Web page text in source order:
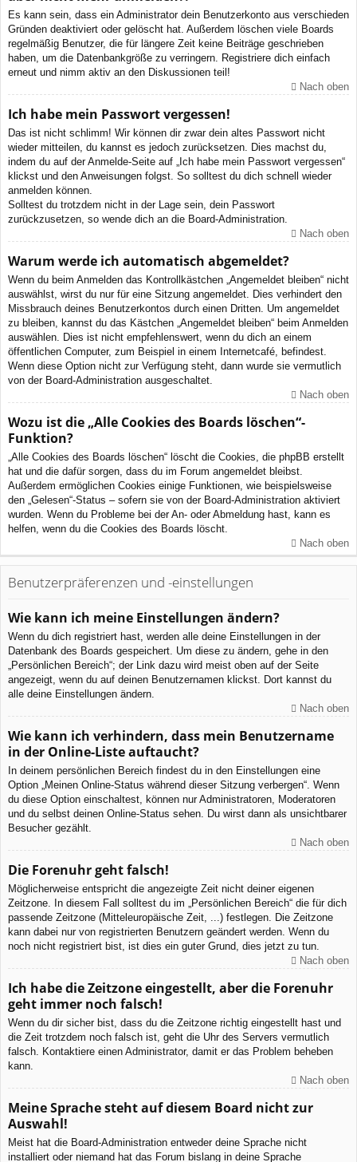
Es kann sein, dass ein Administrator dein Benutzerkonto aus verschieden
Gründen deaktiviert oder gelöscht hat. Außerdem löschen viele Boards
regelmäßig Benutzer, die für längere Zeit keine Beiträge geschrieben
haben, um die Datenbankgröße zu verringern. Registriere dich einfach
erneut und nimm aktiv an den Diskussionen teil!
Nach oben
Ich habe mein Passwort vergessen!
Das ist nicht schlimm! Wir können dir zwar dein altes Passwort nicht
wieder mitteilen, du kannst es jedoch zurücksetzen. Dies machst du,
indem du auf der Anmelde-Seite auf „Ich habe mein Passwort vergessen“
klickst und den Anweisungen folgst. So solltest du dich schnell wieder
anmelden können.
Solltest du trotzdem nicht in der Lage sein, dein Passwort
zurückzusetzen, so wende dich an die Board-Administration.
Nach oben
Warum werde ich automatisch abgemeldet?
Wenn du beim Anmelden das Kontrollkästchen „Angemeldet bleiben“ nicht
auswählst, wirst du nur für eine Sitzung angemeldet. Dies verhindert den
Missbrauch deines Benutzerkontos durch einen Dritten. Um angemeldet
zu bleiben, kannst du das Kästchen „Angemeldet bleiben“ beim Anmelden
auswählen. Dies ist nicht empfehlenswert, wenn du dich an einem
öffentlichen Computer, zum Beispiel in einem Internetcafé, befindest.
Wenn diese Option nicht zur Verfügung steht, dann wurde sie vermutlich
von der Board-Administration ausgeschaltet.
Nach oben
Wozu ist die „Alle Cookies des Boards löschen“-
Funktion?
„Alle Cookies des Boards löschen“ löscht die Cookies, die phpBB erstellt
hat und die dafür sorgen, dass du im Forum angemeldet bleibst.
Außerdem ermöglichen Cookies einige Funktionen, wie beispielsweise
den „Gelesen“-Status – sofern sie von der Board-Administration aktiviert
wurden. Wenn du Probleme bei der An- oder Abmeldung hast, kann es
helfen, wenn du die Cookies des Boards löscht.
Nach oben
Benutzerpräferenzen und -einstellungen
Wie kann ich meine Einstellungen ändern?
Wenn du dich registriert hast, werden alle deine Einstellungen in der
Datenbank des Boards gespeichert. Um diese zu ändern, gehe in den
„Persönlichen Bereich“; der Link dazu wird meist oben auf der Seite
angezeigt, wenn du auf deinen Benutzernamen klickst. Dort kannst du
alle deine Einstellungen ändern.
Nach oben
Wie kann ich verhindern, dass mein Benutzername
in der Online-Liste auftaucht?
In deinem persönlichen Bereich findest du in den Einstellungen eine
Option „Meinen Online-Status während dieser Sitzung verbergen“. Wenn
du diese Option einschaltest, können nur Administratoren, Moderatoren
und du selbst deinen Online-Status sehen. Du wirst dann als unsichtbarer
Besucher gezählt.
Nach oben
Die Forenuhr geht falsch!
Möglicherweise entspricht die angezeigte Zeit nicht deiner eigenen
Zeitzone. In diesem Fall solltest du im „Persönlichen Bereich“ die für dich
passende Zeitzone (Mitteleuropäische Zeit, ...) festlegen. Die Zeitzone
kann dabei nur von registrierten Benutzern geändert werden. Wenn du
noch nicht registriert bist, ist dies ein guter Grund, dies jetzt zu tun.
Nach oben
Ich habe die Zeitzone eingestellt, aber die Forenuhr
geht immer noch falsch!
Wenn du dir sicher bist, dass du die Zeitzone richtig eingestellt hast und
die Zeit trotzdem noch falsch ist, geht die Uhr des Servers vermutlich
falsch. Kontaktiere einen Administrator, damit er das Problem beheben
kann.
Nach oben
Meine Sprache steht auf diesem Board nicht zur
Auswahl!
Meist hat die Board-Administration entweder deine Sprache nicht
installiert oder niemand hat das Forum bislang in deine Sprache